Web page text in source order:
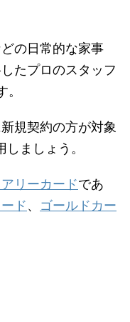
の日常的な家事
たプロのスタッフ
規契約の方が対象
ましょう。
リーカードであ
ド、 ゴールドカー